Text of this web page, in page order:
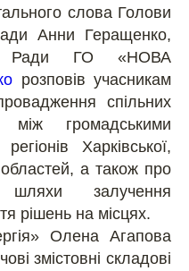
слова Голови
Анни Геращенко,
Ради ГО «НОВА
розповів учасникам
спільних
між громадськими
Харківської,
а також про
шляхи залучення
рішень на місцях.
Олена Агапова
змістовні складові